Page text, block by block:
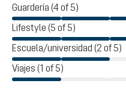
Guardería (4 of 5)
Lifestyle (5 of 5)
Escuela/universidad (2 of 5)
Viajes (1 of 5)